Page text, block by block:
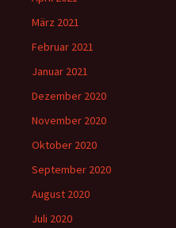
März 2021
Februar 2021
Januar 2021
Dezember 2020
November 2020
Oktober 2020
September 2020
August 2020
Juli 2020